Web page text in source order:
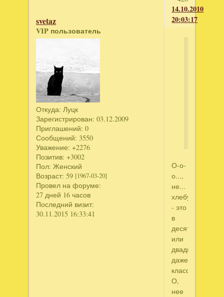
14.10.2010
20:03:17
svetaz
VIP пользователь
Откуда: Луцк
Зарегистрирован: 03.12.2009
Приглашений: 0
Сообщений: 3550
Уважение: +2276
Позитив: +3002
Пол: Женский
Возраст: 59 [1967-03-20]
Провел на форуме:
27 дней 16 часов
Последний визит:
30.11.2015 16:33:41
О-о-
о...,
не...
хлебушек
- это
в
десятом
или
двадцатом
даже
классе.
О,
нее